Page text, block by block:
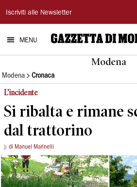
Gazzetta
di
Modena
Iscriviti alle Newsletter
MENU
Modena
Modena Cronaca
L’incidente
Si ribalta e rimane
dal trattorino
di Manuel Marinelli